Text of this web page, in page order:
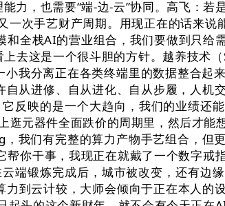
力，也需要“端-边-云”协同。高飞：若
次手艺财产周期。用现正在的话来说
全栈AI的营业组合，我们要做到只给
去这是一个很斗胆的方针。越养技术
我分离正在各类终端里的数据整合起
从进修、自从进化、自从步履，人机
反映的是一个大趋向，我们的业绩还
元器件全面跌价的周期里，然后才能
我们有完整的算力产物手艺组合，但
你干事，我现正在就戴了一个数字戒
端锻炼完成后，城市被改变，还有边
到云计较，大师会倾向于正在本人的